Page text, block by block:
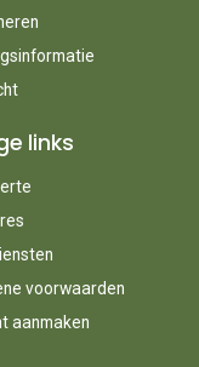
links
voorwaarden
aanmaken